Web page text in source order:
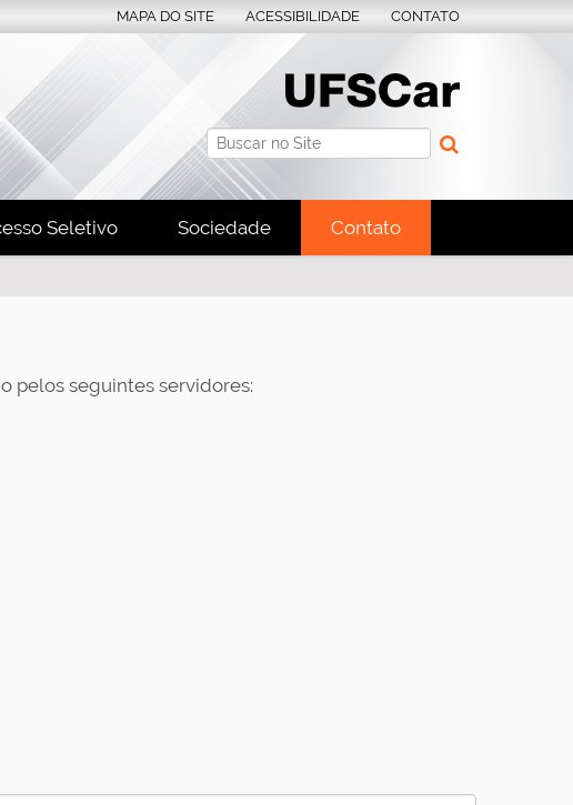
Busca
Busca Avançada…
MAPA DO SITE ACESSIBILIDADE CONTATO
Seletivo Sociedade Contato
pelos seguintes servidores: